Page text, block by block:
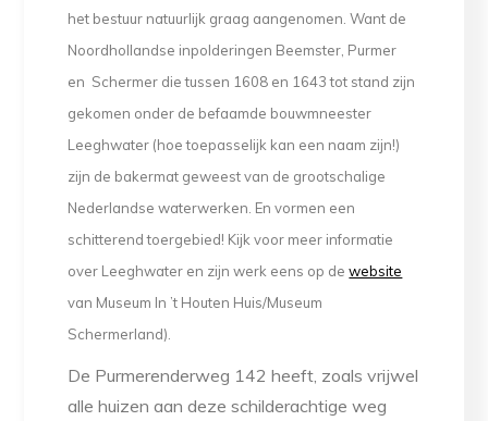
het bestuur natuurlijk graag aangenomen. Want de
Noordhollandse inpolderingen Beemster, Purmer
en Schermer die tussen 1608 en 1643 tot stand zijn
gekomen onder de befaamde bouwmneester
Leeghwater (hoe toepasselijk kan een naam zijn!)
zijn de bakermat geweest van de grootschalige
Nederlandse waterwerken. En vormen een
schitterend toergebied! Kijk voor meer informatie
over Leeghwater en zijn werk eens op dewebsite
van Museum In ’t Houten Huis/Museum
Schermerland).
De Purmerenderweg 142 heeft, zoals vrijwel
alle huizen aan deze schilderachtige weg